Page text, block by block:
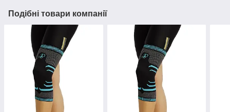
Подібні товари компанії